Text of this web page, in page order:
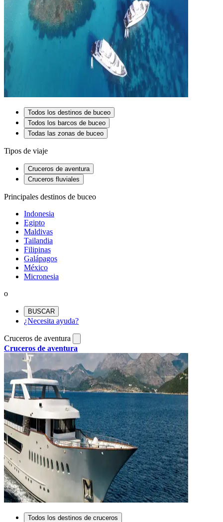
Todos los destinos de buceo
Todos los barcos de buceo
Todas las zonas de buceo
Tipos de viaje
Cruceros de aventura
Cruceros fluviales
Principales destinos de buceo
Indonesia
Egipto
Maldivas
Tailandia
Filipinas
Galápagos
México
Micronesia
o
BUSCAR
¿Necesita ayuda?
Cruceros de aventura
Cruceros de aventura
Todos los destinos de cruceros